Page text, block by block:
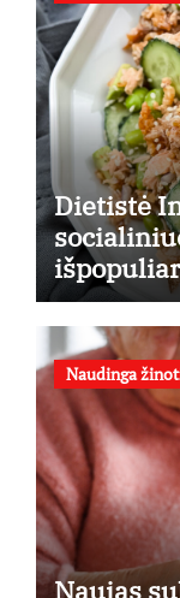
Dietistė
receptu
Naudinga
Naujas